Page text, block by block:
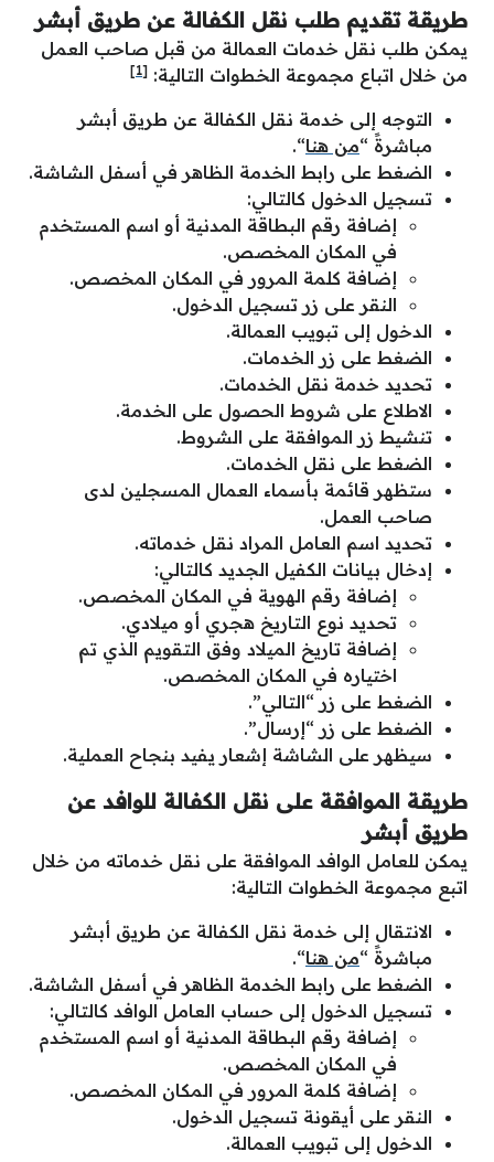
طريقة تقديم طلب نقل الكفالة عن طريق أبشر
يمكن طلب نقل خدمات العمالة من قبل صاحب العمل
من خلال اتباع مجموعة الخطوات التالية: [1]
التوجه إلى خدمة نقل الكفالة عن طريق أبشر
مباشرةً “من هنا“.
الضغط على رابط الخدمة الظاهر في أسفل الشاشة.
تسجيل الدخول كالتالي:
إضافة رقم البطاقة المدنية أو اسم المستخدم
في المكان المخصص.
إضافة كلمة المرور في المكان المخصص.
النقر على زر تسجيل الدخول.
الدخول إلى تبويب العمالة.
الضغط على زر الخدمات.
تحديد خدمة نقل الخدمات.
الاطلاع على شروط الحصول على الخدمة.
تنشيط زر الموافقة على الشروط.
الضغط على نقل الخدمات.
ستظهر قائمة بأسماء العمال المسجلين لدى
صاحب العمل.
تحديد اسم العامل المراد نقل خدماته.
إدخال بيانات الكفيل الجديد كالتالي:
إضافة رقم الهوية في المكان المخصص.
تحديد نوع التاريخ هجري أو ميلادي.
إضافة تاريخ الميلاد وفق التقويم الذي تم
اختياره في المكان المخصص.
الضغط على زر “التالي”.
الضغط على زر “إرسال”.
سيظهر على الشاشة إشعار يفيد بنجاح العملية.
طريقة الموافقة على نقل الكفالة للوافد عن
طريق أبشر
يمكن للعامل الوافد الموافقة على نقل خدماته من خلال
اتبع مجموعة الخطوات التالية:
الانتقال إلى خدمة نقل الكفالة عن طريق أبشر
مباشرةً “من هنا“.
الضغط على رابط الخدمة الظاهر في أسفل الشاشة.
تسجيل الدخول إلى حساب العامل الوافد كالتالي:
إضافة رقم البطاقة المدنية أو اسم المستخدم
في المكان المخصص.
إضافة كلمة المرور في المكان المخصص.
النقر على أيقونة تسجيل الدخول.
الدخول إلى تبويب العمالة.